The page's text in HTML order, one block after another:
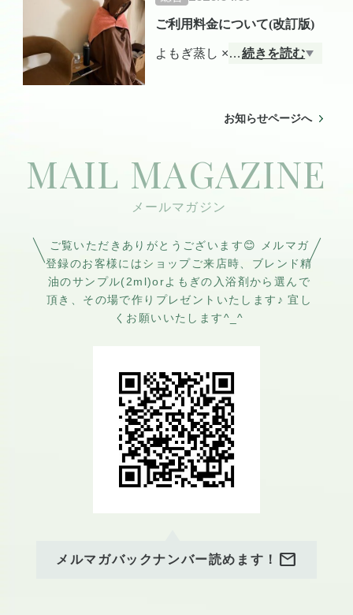
(もちろん何度もいらしてくだ
さっても大丈夫です)
あとはご自身の力を信じる。
季節の変わり目や、少し疲れ
が溜まった頃にと考えており
ます♪
ご利用料金について(改訂版)
よもぎ蒸し × アロマタッチ セ
内側から温め、外側からゆる
当サロンおすすめのトータル
ケアです。
4500円(450pt)
よもぎ蒸し自体は40分になり
ます。
冷えや女性特有のお悩みが気
トします。
アロマタッチ単品
5500円(550pt)
背中を中心に、エッセンシャ
ルオイルでやさしく整えるケ
…続きを読む
お知らせページへ
MAIL MAGAZINE
ご覧いただきありがとうございます😊 メルマガ
登録のお客様にはショップご来店時、ブレンド精
油のサンプル(2ml)orよもぎの入浴剤から選んで
頂き、その場で作りプレゼントいたします♪ 宜し
くお願いいたします^_^
メルマガバックナンバー読めます！ mail